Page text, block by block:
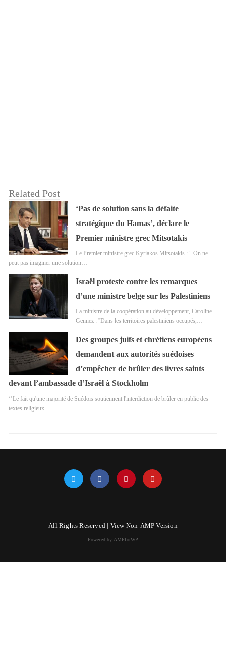
Related Post
‘Pas de solution sans la défaite
stratégique du Hamas’, déclare le
Premier ministre grec Mitsotakis
Le Premier ministre grec Kyriakos Mitsotakis : " On ne
peut pas imaginer une solution…
Israël proteste contre les remarques
d’une ministre belge sur les Palestiniens
La ministre de la coopération au développement, Caroline
Gennez : ''Dans les territoires palestiniens occupés,…
Des groupes juifs et chrétiens européens
demandent aux autorités suédoises
d’empêcher de brûler des livres saints
devant l’ambassade d’Israël à Stockholm
‘’Le fait qu'une majorité de Suédois soutiennent l'interdiction de brûler en public des
textes religieux…
All Rights Reserved | View Non-AMP Version
Powered by AMPforWP